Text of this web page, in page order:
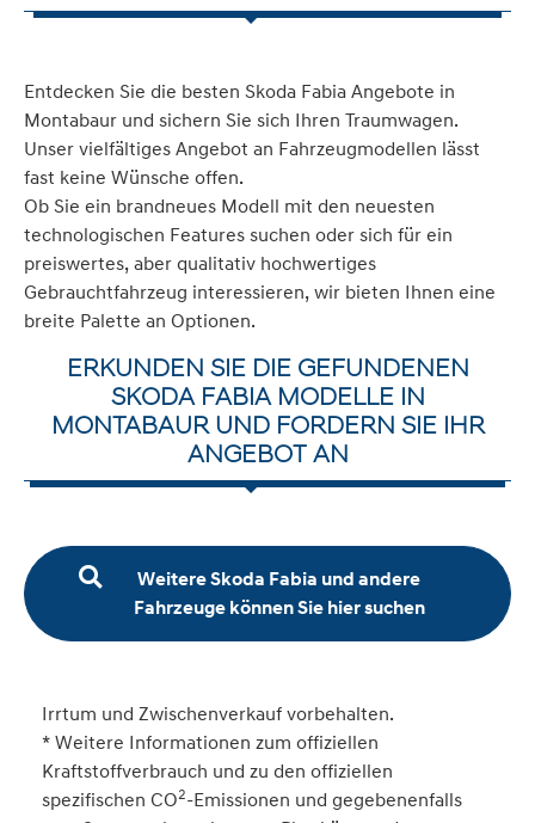
Entdecken Sie die besten Skoda Fabia Angebote in
Montabaur und sichern Sie sich Ihren Traumwagen.
Unser vielfältiges Angebot an Fahrzeugmodellen lässt
fast keine Wünsche offen.
Ob Sie ein brandneues Modell mit den neuesten
technologischen Features suchen oder sich für ein
preiswertes, aber qualitativ hochwertiges
Gebrauchtfahrzeug interessieren, wir bieten Ihnen eine
breite Palette an Optionen.
ERKUNDEN SIE DIE GEFUNDENEN
SKODA FABIA MODELLE IN
MONTABAUR UND FORDERN SIE IHR
ANGEBOT AN
Weitere Skoda Fabia und andere
Fahrzeuge können Sie hier suchen
Irrtum und Zwischenverkauf vorbehalten.
* Weitere Informationen zum offiziellen
Kraftstoffverbrauch und zu den offiziellen
spezifischen CO2-Emissionen und gegebenenfalls